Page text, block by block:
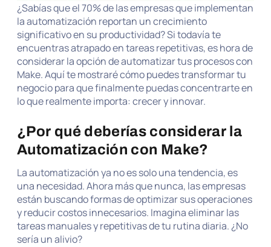
¿Sabías que el 70% de las empresas que implementan
la automatización reportan un crecimiento
significativo en su productividad? Si todavía te
encuentras atrapado en tareas repetitivas, es hora de
considerar la opción de automatizar tus procesos con
Make. Aquí te mostraré cómo puedes transformar tu
negocio para que finalmente puedas concentrarte en
lo que realmente importa: crecer y innovar.
¿Por qué deberías considerar la
Automatización con Make?
La automatización ya no es solo una tendencia, es
una necesidad. Ahora más que nunca, las empresas
están buscando formas de optimizar sus operaciones
y reducir costos innecesarios. Imagina eliminar las
tareas manuales y repetitivas de tu rutina diaria. ¿No
sería un alivio?